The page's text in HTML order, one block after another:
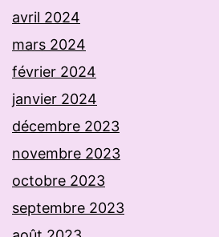
avril 2024
mars 2024
février 2024
janvier 2024
décembre 2023
novembre 2023
octobre 2023
septembre 2023